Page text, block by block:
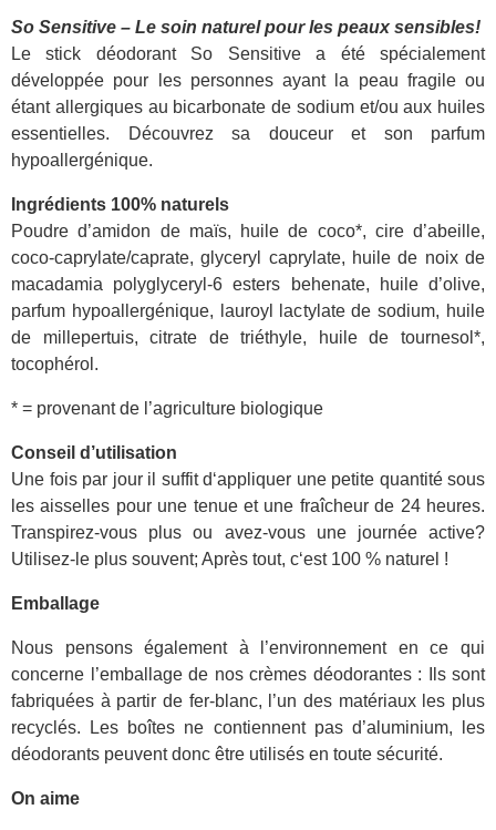
So Sensitive – Le soin naturel pour les peaux sensibles!
Le stick déodorant So Sensitive a été spécialement
développée pour les personnes ayant la peau fragile ou
étant allergiques au bicarbonate de sodium et/ou aux huiles
essentielles. Découvrez sa douceur et son parfum
hypoallergénique.
Ingrédients 100% naturels
Poudre d’amidon de maïs, huile de coco*, cire d’abeille,
coco-caprylate/caprate, glyceryl caprylate, huile de noix de
macadamia polyglyceryl-6 esters behenate, huile d’olive,
parfum hypoallergénique, lauroyl lactylate de sodium, huile
de millepertuis, citrate de triéthyle, huile de tournesol*,
tocophérol.
* = provenant de l’agriculture biologique
Conseil d’utilisation
Une fois par jour il suffit d‘appliquer une petite quantité sous
les aisselles pour une tenue et une fraîcheur de 24 heures.
Transpirez-vous plus ou avez-vous une journée active?
Utilisez-le plus souvent; Après tout, c‘est 100 % naturel !
Emballage
Nous pensons également à l’environnement en ce qui
concerne l’emballage de nos crèmes déodorantes : Ils sont
fabriquées à partir de fer-blanc, l’un des matériaux les plus
recyclés. Les boîtes ne contiennent pas d’aluminium, les
déodorants peuvent donc être utilisés en toute sécurité.
On aime